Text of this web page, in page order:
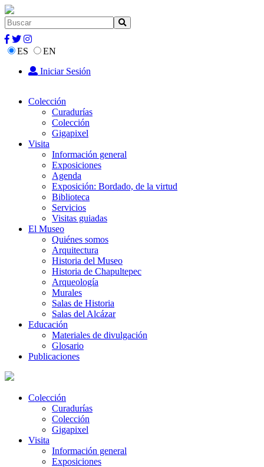
ES
EN
Iniciar Sesión
Colección
Curadurías
Colección
Gigapixel
Visita
Información general
Exposiciones
Agenda
Exposición: Bordado, de la virtud
Biblioteca
Servicios
Visitas guiadas
El Museo
Quiénes somos
Arquitectura
Historia del Museo
Historia de Chapultepec
Arqueología
Murales
Salas de Historia
Salas del Alcázar
Educación
Materiales de divulgación
Glosario
Publicaciones
Colección
Curadurías
Colección
Gigapixel
Visita
Información general
Exposiciones